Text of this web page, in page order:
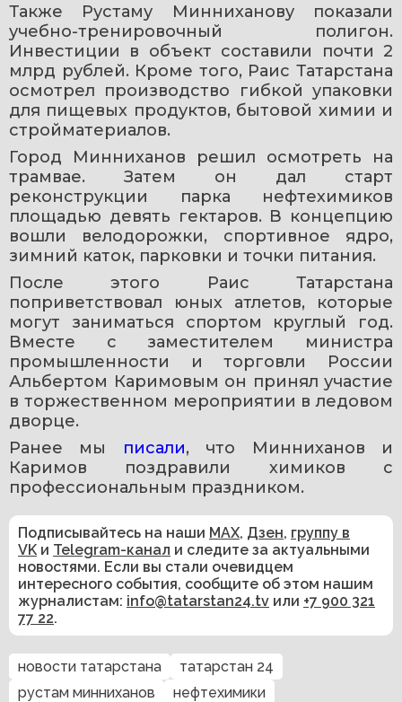
Также Рустаму Минниханову показали
учебно-тренировочный полигон.
Инвестиции в объект составили почти 2
млрд рублей. Кроме того, Раис Татарстана
осмотрел производство гибкой упаковки
для пищевых продуктов, бытовой химии и
стройматериалов.
Город Минниханов решил осмотреть на
трамвае. Затем он дал старт
реконструкции парка нефтехимиков
площадью девять гектаров. В концепцию
вошли велодорожки, спортивное ядро,
зимний каток, парковки и точки питания.
После этого Раис Татарстана
поприветствовал юных атлетов, которые
могут заниматься спортом круглый год.
Вместе с заместителем министра
промышленности и торговли России
Альбертом Каримовым он принял участие
в торжественном мероприятии в ледовом
дворце.
Ранее мы писали, что Минниханов и
Каримов поздравили химиков с
профессиональным праздником.
Подписывайтесь на наши MAX, Дзен, группу в
VK и Telegram-канал и следите за актуальными
новостями. Если вы стали очевидцем
интересного события, сообщите об этом нашим
журналистам: info@tatarstan24.tv или +7 900 321
77 22.
новости татарстана
татарстан 24
рустам минниханов
нефтехимики